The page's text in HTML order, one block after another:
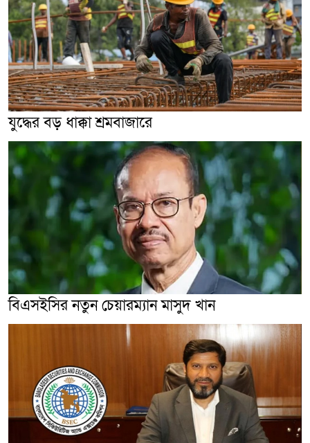
যুদ্ধের বড় ধাক্কা শ্রমবাজারে
বিএসইসির নতুন চেয়ারম্যান মাসুদ খান